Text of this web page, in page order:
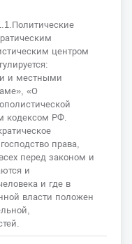
центром
и местными
«О
кодексом РФ.
права,
перед законом и
и
и где в
власти положен